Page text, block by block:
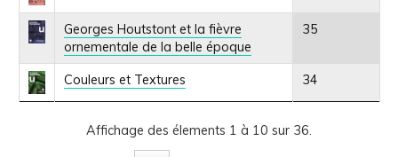
Georges Houtstont et la fièvre
ornementale de la belle époque
35
Couleurs et Textures 34
Affichage des élements 1 à 10 sur 36.